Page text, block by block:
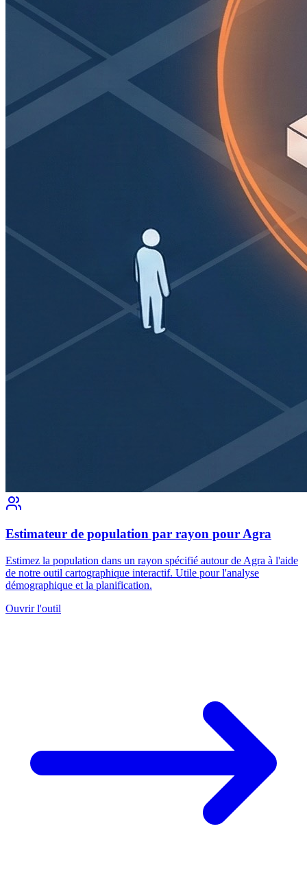
Estimateur de population par rayon pour Agra
Estimez la population dans un rayon spécifié autour de Agra à l'aide
de notre outil cartographique interactif. Utile pour l'analyse
démographique et la planification.
Ouvrir l'outil